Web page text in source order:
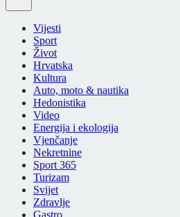
Vijesti
Sport
Život
Hrvatska
Kultura
Auto, moto & nautika
Hedonistika
Video
Energija i ekologija
Vjenčanje
Nekretnine
Sport 365
Turizam
Svijet
Zdravlje